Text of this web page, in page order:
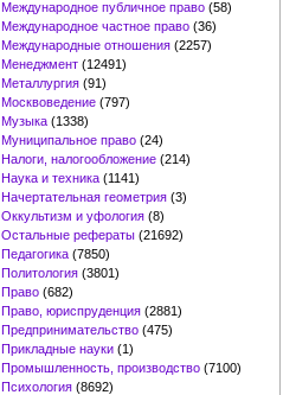
Международное публичное право (58)
Международное частное право (36)
Международные отношения (2257)
Менеджмент (12491)
Металлургия (91)
Москвоведение (797)
Музыка (1338)
Муниципальное право (24)
Налоги, налогообложение (214)
Наука и техника (1141)
Начертательная геометрия (3)
Оккультизм и уфология (8)
Остальные рефераты (21692)
Педагогика (7850)
Политология (3801)
Право (682)
Право, юриспруденция (2881)
Предпринимательство (475)
Прикладные науки (1)
Промышленность, производство (7100)
Психология (8692)